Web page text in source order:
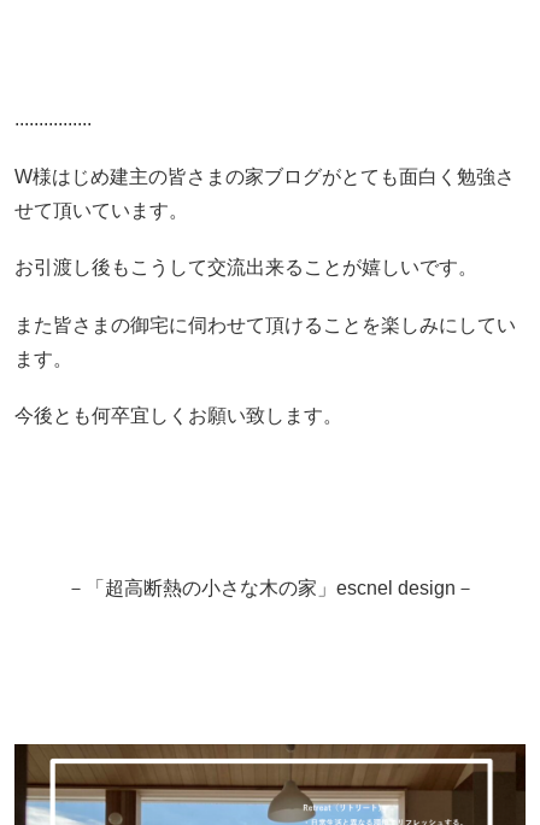
................
W様はじめ建主の皆さまの家ブログがとても面白く勉強さ
せて頂いています。
お引渡し後もこうして交流出来ることが嬉しいです。
また皆さまの御宅に伺わせて頂けることを楽しみにしてい
ます。
今後とも何卒宜しくお願い致します。
－「超高断熱の小さな木の家」escnel design－